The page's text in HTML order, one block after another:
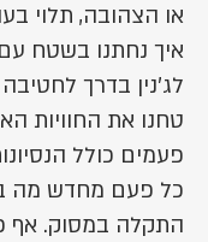
או הצהובה, תלוי
איך נחתנו בשטח
פעמים כולל
כל פעם מחדש מה
התקלה במסוק. אף